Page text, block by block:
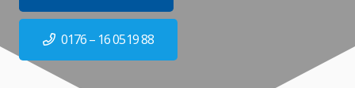
0176 – 16 0519 88